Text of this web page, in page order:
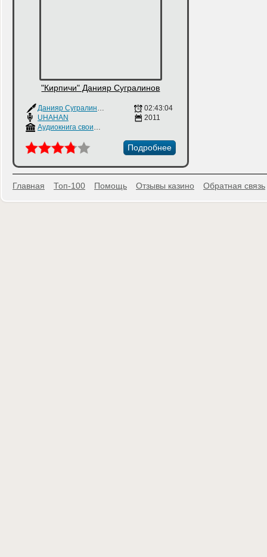
"Кирпичи" Данияр Сугралинов
Данияр Сугралинов
UHAHAN
Аудиокнига своими руками
02:43:04
2011
Подробнее
Главная Топ-100 Помощь Отзывы казино Обратная связь